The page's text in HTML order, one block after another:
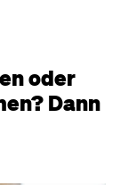
oder
Dann